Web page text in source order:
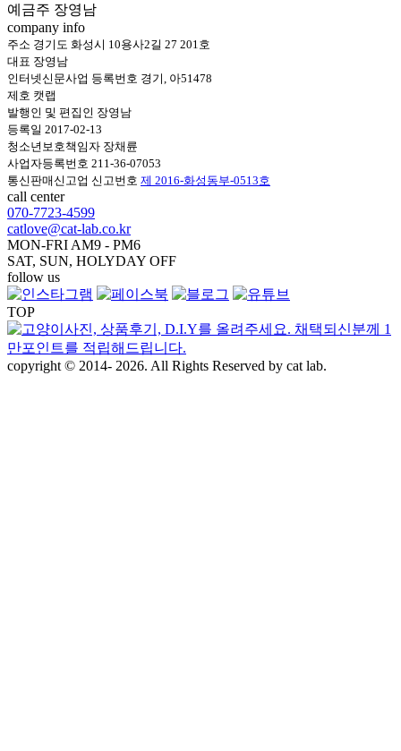
예금주 장영남
company info
주소 경기도 화성시 10용사2길 27 201호
대표 장영남
인터넷신문사업 등록번호 경기, 아51478
제호 캣랩
발행인 및 편집인 장영남
등록일 2017-02-13
청소년보호책임자 장채륜
사업자등록번호 211-36-07053
통신판매신고업 신고번호 제 2016-화성동부-0513호
call center
070-7723-4599
catlove@cat-lab.co.kr
MON-FRI AM9 - PM6
SAT, SUN, HOLYDAY OFF
follow us
TOP
copyright © 2014- 2026. All Rights Reserved by cat lab.